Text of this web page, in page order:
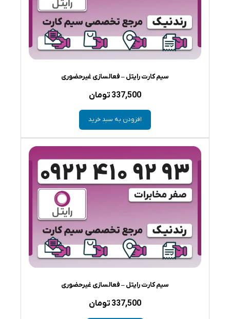
سیم کارت رایتل – فعالسازی غیرحضوری
337,500 تومان
افزودن به سبد خرید
سیم کارت رایتل – فعالسازی غیرحضوری
337,500 تومان